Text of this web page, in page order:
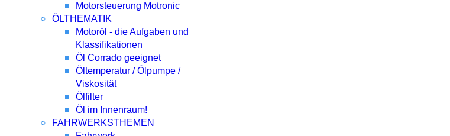
Motorsteuerung Motronic
ÖLTHEMATIK
Motoröl - die Aufgaben und
Klassifikationen
Öl Corrado geeignet
Öltemperatur / Ölpumpe /
Viskosität
Ölfilter
Öl im Innenraum!
FAHRWERKSTHEMEN